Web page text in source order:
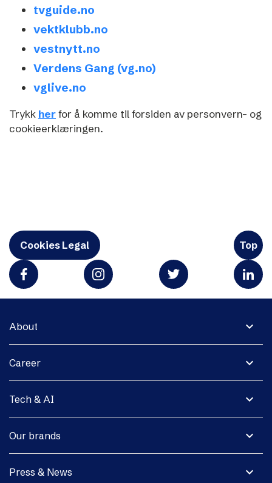
tvguide.no
vektklubb.no
vestnytt.no
Verdens Gang (vg.no)
vglive.no
Trykk herfor å komme til forsiden av personvern- og
cookieerklæringen.
Cookies Legal Top
expand_more
About
expand_more
Career
expand_more
Tech & AI
expand_more
Our brands
expand_more
Press & News